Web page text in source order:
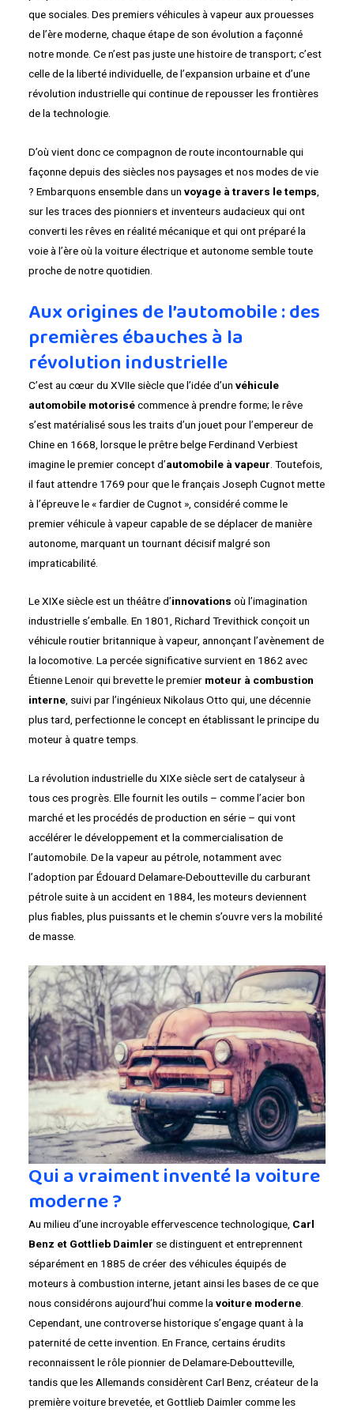
que sociales. Des premiers véhicules à vapeur aux prouesses
de l’ère moderne, chaque étape de son évolution a façonné
notre monde. Ce n’est pas juste une histoire de transport; c’est
celle de la liberté individuelle, de l’expansion urbaine et d’une
révolution industrielle qui continue de repousser les frontières
de la technologie.
D’où vient donc ce compagnon de route incontournable qui
façonne depuis des siècles nos paysages et nos modes de vie
? Embarquons ensemble dans un voyage à travers le temps
sur les traces des pionniers et inventeurs audacieux qui ont
converti les rêves en réalité mécanique et qui ont préparé la
voie à l’ère où la voiture électrique et autonome semble toute
proche de notre quotidien.
Aux origines de l’automobile : des
premières ébauches à la
révolution industrielle
C’est au cœur du XVIIe siècle que l’idée d’un véhicule
automobile motorisécommence à prendre forme; le rêve
s’est matérialisé sous les traits d’un jouet pour l’empereur de
Chine en 1668, lorsque le prêtre belge Ferdinand Verbiest
imagine le premier concept d’automobile à vapeur . Toutefois,
il faut attendre 1769 pour que le français Joseph Cugnot mette
à l’épreuve le « fardier de Cugnot », considéré comme le
premier véhicule à vapeur capable de se déplacer de manière
autonome, marquant un tournant décisif malgré son
impraticabilité.
Le XIXe siècle est un théâtre d’innovations où l’imagination
industrielle s’emballe. En 1801, Richard Trevithick conçoit un
véhicule routier britannique à vapeur, annonçant l’avènement de
la locomotive. La percée significative survient en 1862 avec
Étienne Lenoir qui brevette le premier moteur à combustion
interne, suivi par l’ingénieux Nikolaus Otto qui, une décennie
plus tard, perfectionne le concept en établissant le principe du
moteur à quatre temps.
La révolution industrielle du XIXe siècle sert de catalyseur à
tous ces progrès. Elle fournit les outils – comme l’acier bon
marché et les procédés de production en série – qui vont
accélérer le développement et la commercialisation de
l’automobile. De la vapeur au pétrole, notamment avec
l’adoption par Édouard Delamare-Deboutteville du carburant
pétrole suite à un accident en 1884, les moteurs deviennent
plus fiables, plus puissants et le chemin s’ouvre vers la mobilité
de masse.
Qui a vraiment inventé la voiture
moderne ?
Au milieu d’une incroyable effervescence technologique, Carl
Benz et Gottlieb Daimler se distinguent et entreprennent
séparément en 1885 de créer des véhicules équipés de
moteurs à combustion interne, jetant ainsi les bases de ce que
nous considérons aujourd’hui comme lavoiture moderne.
Cependant, une controverse historique s’engage quant à la
paternité de cette invention. En France, certains érudits
reconnaissent le rôle pionnier de Delamare-Deboutteville,
tandis que les Allemands considèrent Carl Benz, créateur de la
première voiture brevetée, et Gottlieb Daimler comme les